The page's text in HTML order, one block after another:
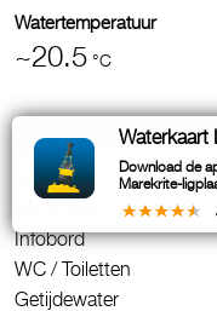
Watertemperatuur
~20.5 °C
Voorzieningen &
Honden toegestaan
Infobord
WC / Toiletten
Getijdewater
Waterkaart
Download de
Marekrite-